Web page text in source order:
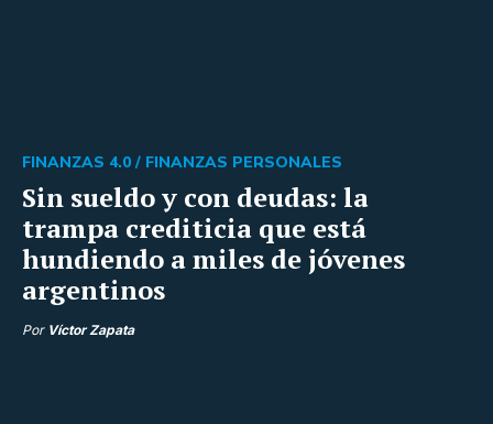
Sin sueldo y con deudas: la
trampa crediticia que está
hundiendo a miles de jóvenes
argentinos
FINANZAS 4.0 / FINANZAS PERSONALES
Por Víctor Zapata